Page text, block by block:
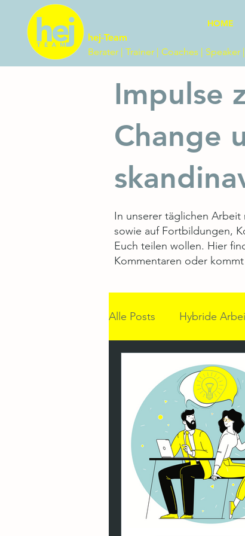
hej-Team
Berater | Trainer | Coaches | Speaker
HOME
Impulse
Change
In unserer täglichen
sowie auf Fortbildungen,
Euch teilen wollen. Hier
Kommentaren oder
Alle Posts Hybride
Desk-Sharing & ABW
Back-to-Office
Teamzusammenarbeit
Desk-Sharing